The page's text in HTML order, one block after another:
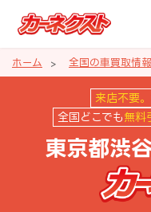
ホーム 全国の車買取情報
東京都渋谷区
来店不要。
全国どこでも 無料
東京都渋